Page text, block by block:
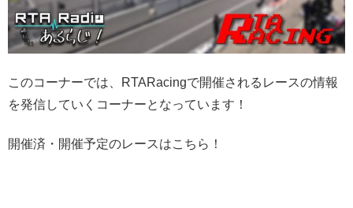
このコーナーでは、RTARacingで開催されるレースの情報
を発信していくコーナーとなっています！
開催済・開催予定のレースはこちら！